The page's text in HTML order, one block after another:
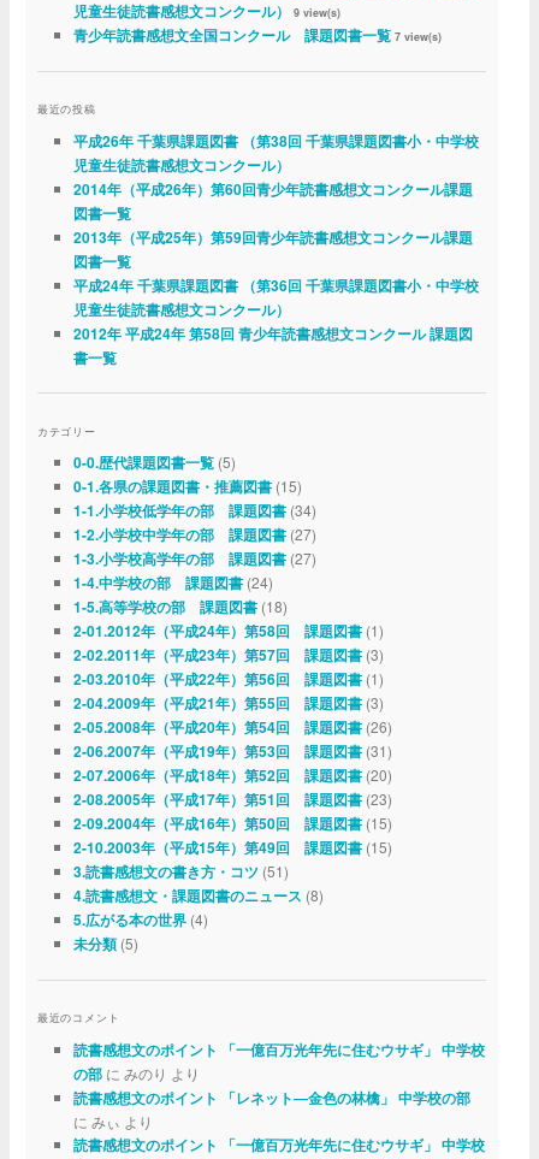
児童生徒読書感想文コンクール）
9 view(s)
青少年読書感想文全国コンクール 課題図書一覧 7 view(s)
最近の投稿
平成26年 千葉県課題図書 （第38回 千葉県課題図書小・中学校
児童生徒読書感想文コンクール）
2014年（平成26年）第60回青少年読書感想文コンクール課題
図書一覧
2013年（平成25年）第59回青少年読書感想文コンクール課題
図書一覧
平成24年 千葉県課題図書 （第36回 千葉県課題図書小・中学校
児童生徒読書感想文コンクール）
2012年 平成24年 第58回 青少年読書感想文コンクール 課題図
書一覧
カテゴリー
0-0.歴代課題図書一覧(5)
0-1.各県の課題図書・推薦図書(15)
1-1.小学校低学年の部 課題図書(34)
1-2.小学校中学年の部 課題図書(27)
1-3.小学校高学年の部 課題図書(27)
1-4.中学校の部 課題図書(24)
1-5.高等学校の部 課題図書(18)
2-01.2012年（平成24年）第58回 課題図書(1)
2-02.2011年（平成23年）第57回 課題図書(3)
2-03.2010年（平成22年）第56回 課題図書(1)
2-04.2009年（平成21年）第55回 課題図書(3)
2-05.2008年（平成20年）第54回 課題図書(26)
2-06.2007年（平成19年）第53回 課題図書(31)
2-07.2006年（平成18年）第52回 課題図書(20)
2-08.2005年（平成17年）第51回 課題図書(23)
2-09.2004年（平成16年）第50回 課題図書(15)
2-10.2003年（平成15年）第49回 課題図書(15)
3.読書感想文の書き方・コツ (51)
4.読書感想文・課題図書のニュース (8)
5.広がる本の世界(4)
未分類(5)
最近のコメント
読書感想文のポイント 「一億百万光年先に住むウサギ」 中学校
の部に みのり より
読書感想文のポイント 「レネット―金色の林檎」 中学校の部
に みぃ より
読書感想文のポイント 「一億百万光年先に住むウサギ」 中学校